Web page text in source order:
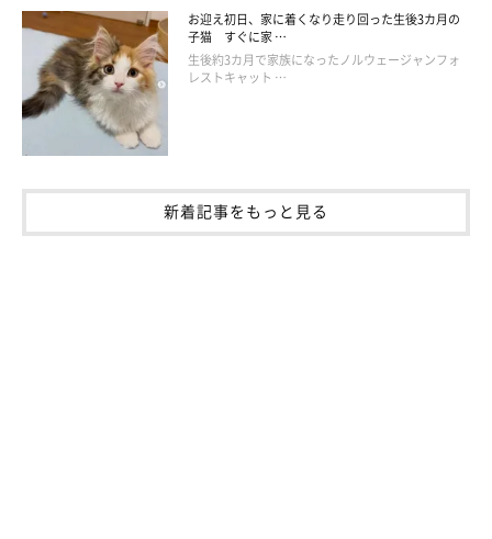
飼い主さんは例年と違う点などをいろいろと考えてみたそうです
が、いまだに夏でもモフモフな理由がわからないと話していま
す。
飼い主さん：
「ここ数年と比べて、今年の春は比較的涼しかったような気がす
るので、換毛期が遅れたのかなぁと思っていますが、現時点でも
お迎え初日、家に着くなり走り回った生後3カ月の
子猫 すぐに家 …
生後約3カ月で家族になったノルウェージャンフォ
レストキャット …
新着記事をもっと見る